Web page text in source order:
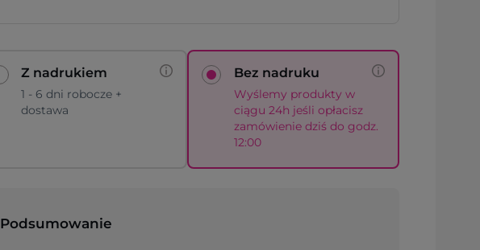
Z nadrukiem
1 - 6 dni robocze +
dostawa
Bez nadruku
Wyślemy produkty w
ciągu 24h jeśli opłacisz
zamówienie dziś do godz.
12:00
Podsumowanie